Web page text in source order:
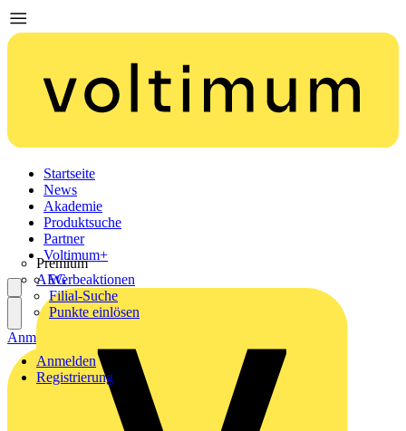
Startseite
News
Akademie
Produktsuche
Partner
Premium
AEG
Voltimum+
Werbeaktionen
Filial-Suche
Punkte einlösen
Anmelden
Registrierung
Anmelden